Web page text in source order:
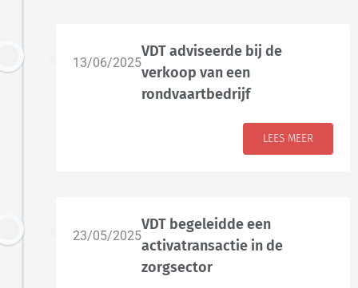
13/06/2025
VDT adviseerde bij de
verkoop van een
rondvaartbedrijf
LEES MEER
23/05/2025
VDT begeleidde een
activatransactie in de
zorgsector